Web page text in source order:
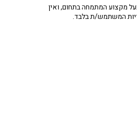
מקצוע המתמחה בתחום, ואין
המשתמש/ת בלבד.